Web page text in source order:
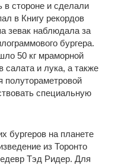
в стороне и сделали
в Книгу рекордов
зевак наблюдала за
бургера.
50 кг мраморной
салата и лука, а также
полутораметровой
специальную
бургеров на планете
из Торонто
Тэд Ридер. Для